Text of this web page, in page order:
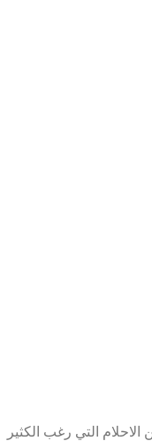
التي رغب الكثير